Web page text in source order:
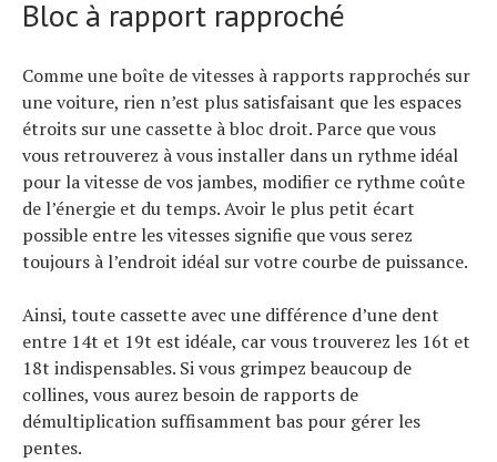
Bloc à rapport rapproché
Comme une boîte de vitesses à rapports rapprochés sur
une voiture, rien n’est plus satisfaisant que les espaces
étroits sur une cassette à bloc droit. Parce que vous
vous retrouverez à vous installer dans un rythme idéal
pour la vitesse de vos jambes, modifier ce rythme coûte
de l’énergie et du temps. Avoir le plus petit écart
possible entre les vitesses signifie que vous serez
toujours à l’endroit idéal sur votre courbe de puissance.
Ainsi, toute cassette avec une différence d’une dent
entre 14t et 19t est idéale, car vous trouverez les 16t et
18t indispensables. Si vous grimpez beaucoup de
collines, vous aurez besoin de rapports de
démultiplication suffisamment bas pour gérer les
pentes.